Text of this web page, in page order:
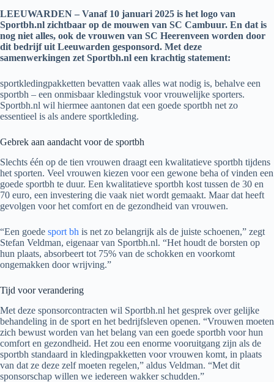
LEEUWARDEN – Vanaf 10 januari 2025 is het logo van
Sportbh.nl zichtbaar op de mouwen van SC Cambuur. En dat is
nog niet alles, ook de vrouwen van SC Heerenveen worden door
dit bedrijf uit Leeuwarden gesponsord. Met deze
samenwerkingen zet Sportbh.nl een krachtig statement:
sportkledingpakketten bevatten vaak alles wat nodig is, behalve een
sportbh – een onmisbaar kledingstuk voor vrouwelijke sporters.
Sportbh.nl wil hiermee aantonen dat een goede sportbh net zo
essentieel is als andere sportkleding.
Gebrek aan aandacht voor de sportbh
Slechts één op de tien vrouwen draagt een kwalitatieve sportbh tijdens
het sporten. Veel vrouwen kiezen voor een gewone beha of vinden een
goede sportbh te duur. Een kwalitatieve sportbh kost tussen de 30 en
70 euro, een investering die vaak niet wordt gemaakt. Maar dat heeft
gevolgen voor het comfort en de gezondheid van vrouwen.
“Een goede sport bh is net zo belangrijk als de juiste schoenen,” zegt
Stefan Veldman, eigenaar van Sportbh.nl. “Het houdt de borsten op
hun plaats, absorbeert tot 75% van de schokken en voorkomt
ongemakken door wrijving.”
Tijd voor verandering
Met deze sponsorcontracten wil Sportbh.nl het gesprek over gelijke
behandeling in de sport en het bedrijfsleven openen. “Vrouwen moeten
zich bewust worden van het belang van een goede sportbh voor hun
comfort en gezondheid. Het zou een enorme vooruitgang zijn als de
sportbh standaard in kledingpakketten voor vrouwen komt, in plaats
van dat ze deze zelf moeten regelen,” aldus Veldman. “Met dit
sponsorschap willen we iedereen wakker schudden.”